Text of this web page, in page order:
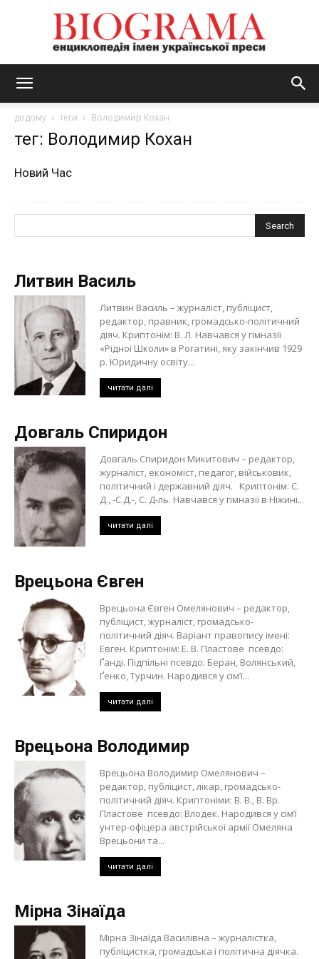
додому теги Володимир Кохан
тег: Володимир Кохан
Новий Час
Литвин Василь
Литвин Василь – журналіст, публіцист,
редактор, правник, громадсько-політичний
діяч. Криптонім: В. Л. Навчався у гімназії
«Рідної Школи» в Рогатині, яку закінчив 1929
р. Юридичну освіту...
читати далі
Довгаль Спиридон
Довгаль Спиридон Микитович – редактор,
журналіст, економіст, педагог, військовик,
політичний і державний діяч. Криптонім: С.
Д., -С.Д.-, С. Д-ль. Навчався у гімназії в Ніжині...
читати далі
Врецьона Євген
Врецьона Євген Омелянович – редактор,
публіцист, журналіст, громадсько-
політичний діяч. Варіант правопису імені:
Евген. Криптонім: Е. В. Пластове псевдо:
Ґанді. Підпільні псевдо: Беран, Волянський,
Ґенко, Турчин. Народився у сім’ї...
читати далі
Врецьона Володимир
Врецьона Володимир Омелянович –
редактор, публіцист, лікар, громадсько-
політичний діяч. Криптоніми: В. В., В. Вр.
Пластове псевдо: Влодек. Народився у сім’ї
унтер-офіцера австрійської армії Омеляна
Врецьони та...
читати далі
Мірна Зінаїда
Мірна Зінаїда Василівна – журналістка,
публіцистка, громадська і політична діячка.